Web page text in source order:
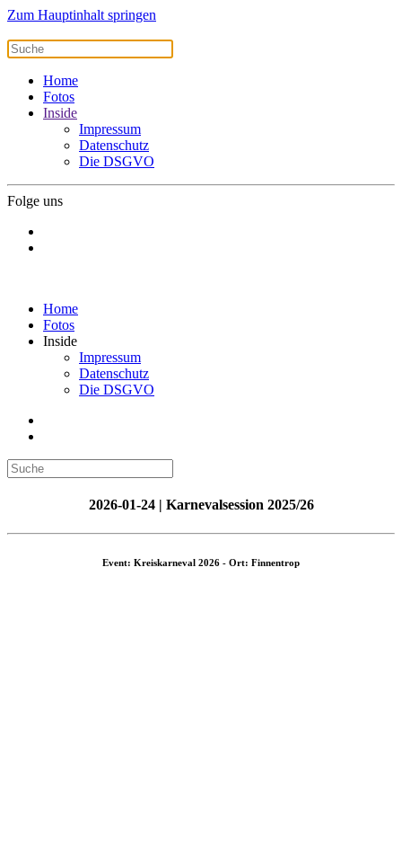
Zum Hauptinhalt springen
Home
Fotos
Inside
Impressum
Datenschutz
Die DSGVO
Folge uns
Home
Fotos
Inside
Impressum
Datenschutz
Die DSGVO
2026-01-24 | Karnevalsession 2025/26
Event: Kreiskarneval 2026 - Ort: Finnentrop